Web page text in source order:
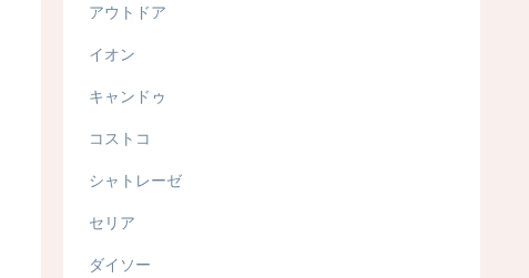
アウトドア
イオン
キャンドゥ
コストコ
シャトレーゼ
セリア
ダイソー